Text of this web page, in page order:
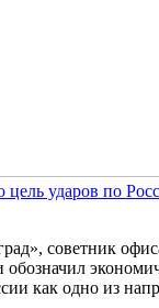
ударов по
советник
обозначил
как одно из